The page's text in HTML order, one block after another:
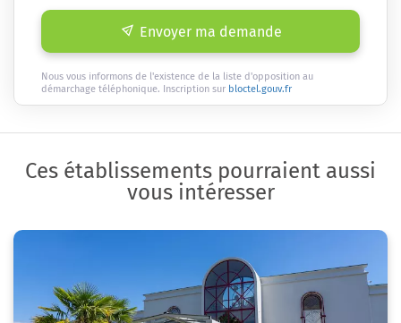
Envoyer ma demande
Nous vous informons de l'existence de la liste d'opposition au
démarchage téléphonique. Inscription sur bloctel.gouv.fr
Ces établissements pourraient aussi
vous intéresser